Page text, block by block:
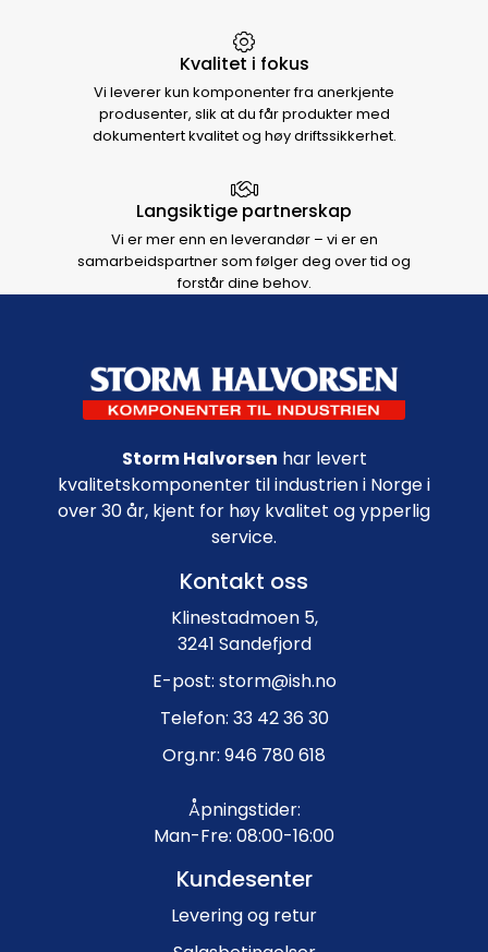
Kvalitet i fokus
Vi leverer kun komponenter fra anerkjente
produsenter, slik at du får produkter med
dokumentert kvalitet og høy driftssikkerhet.
Langsiktige partnerskap
Vi er mer enn en leverandør – vi er en
samarbeidspartner som følger deg over tid og
forstår dine behov.
Footer navigation
Storm Halvorsen har levert
kvalitetskomponenter til industrien i Norge i
over 30 år, kjent for høy kvalitet og ypperlig
service.
Kontakt oss
Klinestadmoen 5,
3241 Sandefjord
E-post: storm@ish.no
Telefon: 33 42 36 30
Org.nr: 946 780 618
Åpningstider:
Man-Fre: 08:00-16:00
Kundesenter
Levering og retur